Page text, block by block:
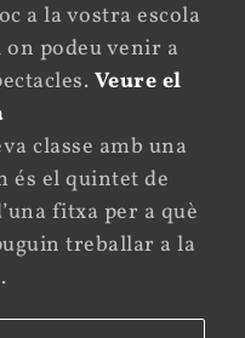
a la vostra escola
podeu venir a
Veure el
classe amb una
és el quintet de
fitxa per a què
treballar a la